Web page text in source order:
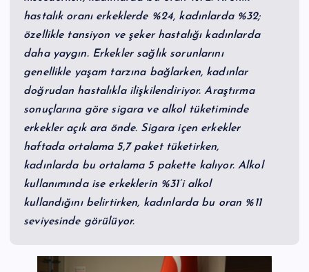
hastalık oranı erkeklerde %24, kadınlarda %32;
özellikle tansiyon ve şeker hastalığı kadınlarda
daha yaygın. Erkekler sağlık sorunlarını
genellikle yaşam tarzına bağlarken, kadınlar
doğrudan hastalıkla ilişkilendiriyor. Araştırma
sonuçlarına göre sigara ve alkol tüketiminde
erkekler açık ara önde. Sigara içen erkekler
haftada ortalama 5,7 paket tüketirken,
kadınlarda bu ortalama 5 pakette kalıyor. Alkol
kullanımında ise erkeklerin %31’i alkol
kullandığını belirtirken, kadınlarda bu oran %11
seviyesinde görülüyor.